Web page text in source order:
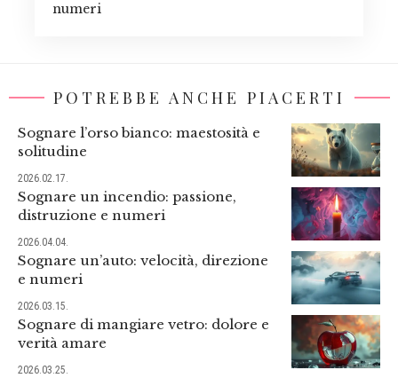
numeri
POTREBBE ANCHE PIACERTI
Sognare l’orso bianco: maestosità e
solitudine
2026.02.17.
Sognare un incendio: passione,
distruzione e numeri
2026.04.04.
Sognare un’auto: velocità, direzione
e numeri
2026.03.15.
Sognare di mangiare vetro: dolore e
verità amare
2026.03.25.